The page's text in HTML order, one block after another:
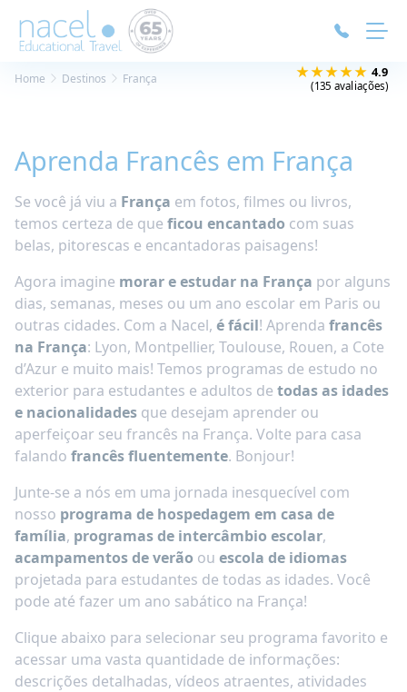
★★★★★ 4.9
(135 avaliações)
Home Destinos França
Aprenda Francês em França
Se você já viu a França em fotos, filmes ou livros,
temos certeza de que ficou encantado com suas
belas, pitorescas e encantadoras paisagens!
Agora imagine morar e estudar na França por alguns
dias, semanas, meses ou um ano escolar em Paris ou
outras cidades. Com a Nacel, é fácil! Aprenda francês
na França: Lyon, Montpellier, Toulouse, Rouen, a Cote
d’Azur e muito mais! Temos programas de estudo no
exterior para estudantes e adultos de todas as idades
e nacionalidades que desejam aprender ou
aperfeiçoar seu francês na França. Volte para casa
falando francês fluentemente. Bonjour!
Junte-se a nós em uma jornada inesquecível com
nosso programa de hospedagem em casa de
família, programas de intercâmbio escolar,
acampamentos de verão ou escola de idiomas
projetada para estudantes de todas as idades. Você
pode até fazer um ano sabático na França!
Clique abaixo para selecionar seu programa favorito e
acessar uma vasta quantidade de informações:
descrições detalhadas, vídeos atraentes, atividades
Painel de Gerenciamento de Cookies